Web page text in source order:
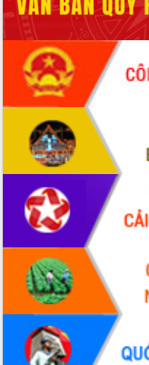
Du lịch Đắk Lắk nâng tầm trải nghiệm
du khách thông qua Hệ thống cơ sở dữ
liệu và Bản đồ số
Tập huấn ứng dụng trí tuệ nhân tạo (AI)
trong thương mại điện tử năm 2026
Đoàn đại biểu Quốc hội tỉnh Đắk Lắk
trao đổi thông tin trước Kỳ họp thứ
nhất, Quốc hội khóa XVI
Quyết liệt cải cách hành chính, khơi
thông nguồn lực phát triển
Nâng cao hiệu lực, hiệu quả HĐND
tỉnh thông qua hiện đại hóa hành chính
Xã Ea Phê gắn cải cách hành chính với
chuyển đổi số
Phó Chủ tịch Thường trực UBND tỉnh
Hồ Thị Nguyên Thảo làm việc tại Trung
tâm Phục vụ hành chính công xã Ea
Xây dựng nền hành chính số đồng
hành cùng nông dân dân, doanh nghiệp
Giai đoạn 2026-2030, Đắk Lắk phấn
đấu có 77% xã đạt chuẩn nông thôn
mới